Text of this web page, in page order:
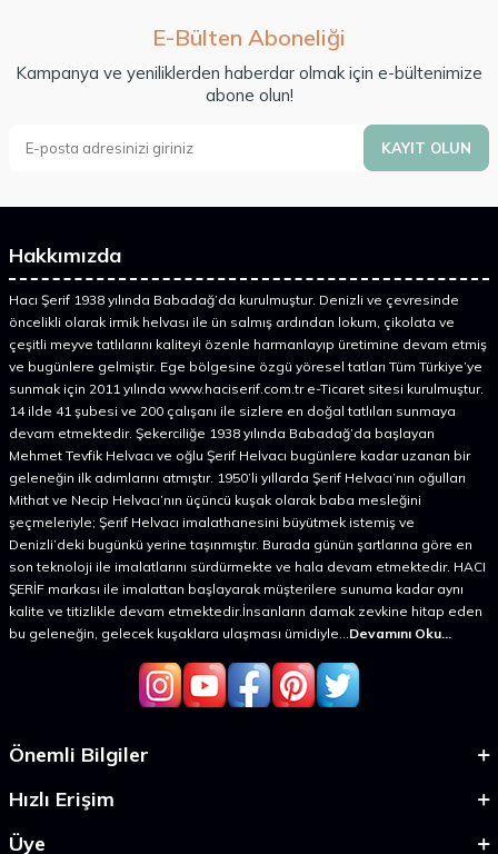
E-Bülten Aboneliği
Kampanya ve yeniliklerden haberdar olmak için e-bültenimize
abone olun!
KAYIT OLUN
Hakkımızda
Hacı Şerif 1938 yılında Babadağ’da kurulmuştur. Denizli ve çevresinde
öncelikli olarak irmik helvası ile ün salmış ardından lokum, çikolata ve
çeşitli meyve tatlılarını kaliteyi özenle harmanlayıp üretimine devam etmiş
ve bugünlere gelmiştir. Ege bölgesine özgü yöresel tatları Tüm Türkiye’ye
sunmak için 2011 yılında www.haciserif.com.tr e-Ticaret sitesi kurulmuştur.
14 ilde 41 şubesi ve 200 çalışanı ile sizlere en doğal tatlıları sunmaya
devam etmektedir. Şekerciliğe 1938 yılında Babadağ’da başlayan
Mehmet Tevfik Helvacı ve oğlu Şerif Helvacı bugünlere kadar uzanan bir
geleneğin ilk adımlarını atmıştır. 1950’li yıllarda Şerif Helvacı’nın oğulları
Mithat ve Necip Helvacı’nın üçüncü kuşak olarak baba mesleğini
şeçmeleriyle; Şerif Helvacı imalathanesini büyütmek istemiş ve
Denizli’deki bugünkü yerine taşınmıştır. Burada günün şartlarına göre en
son teknoloji ile imalatlarını sürdürmekte ve hala devam etmektedir. HACI
ŞERİF markası ile imalattan başlayarak müşterilere sunuma kadar aynı
kalite ve titizlikle devam etmektedir.İnsanların damak zevkine hitap eden
bu geleneğin, gelecek kuşaklara ulaşması ümidiyle...Devamını Oku...
Önemli Bilgiler
Hızlı Erişim
Üye